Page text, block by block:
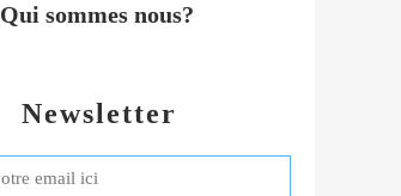
Newsletter
Qui sommes nous?